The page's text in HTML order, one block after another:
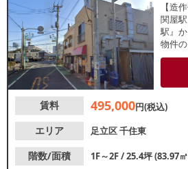
【造
関屋
駅』
物件
町商
から
り、
×13テ
賃料 495,000円(税込)
エリア
足立区千住東
階数/面積
1F～2F / 25.4坪 (83.97